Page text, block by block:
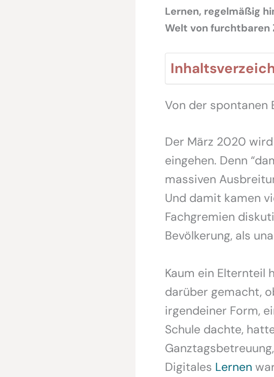
Lernen, regelmäßig
Welt von
Von der spontanen
Der März 2020
eingehen. Denn
massiven
Und damit kamen
Fachgremien
Bevölkerung, als
Kaum ein Elternteil
darüber gemacht,
irgendeiner Form,
Schule dachte,
Digitales Lernen